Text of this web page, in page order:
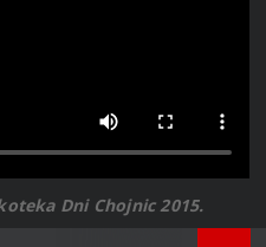
Dni Chojnic 2015.